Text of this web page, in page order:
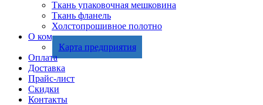
Ткань упаковочная мешковина
Ткань фланель
Холстопрошивное полотно
О компании
Карта предприятия
Оплата
Доставка
Прайс-лист
Скидки
Контакты